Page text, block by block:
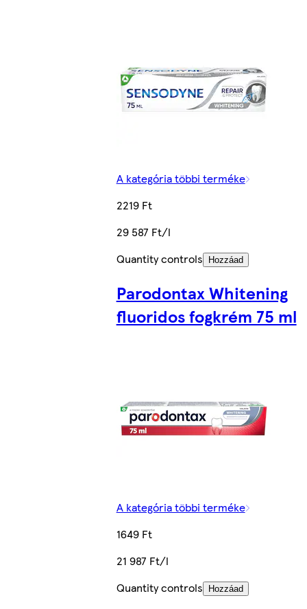
A kategória többi terméke
2219 Ft
29 587 Ft/l
Quantity controls
Hozzáad
Parodontax Whitening
fluoridos fogkrém 75 ml
A kategória többi terméke
1649 Ft
21 987 Ft/l
Quantity controls
Hozzáad